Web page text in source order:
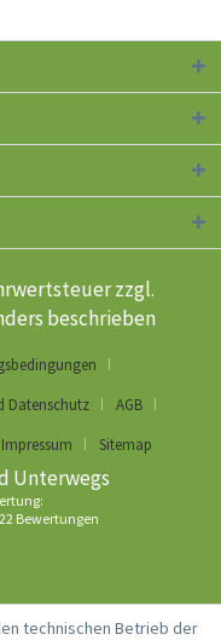
zzgl.
beschrieben
Datenschutz
AGB
Impressum Sitemap
Unterwegs
Bewertungen
technischen Betrieb der